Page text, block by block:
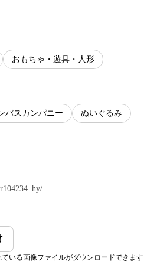
おもちゃ・遊具・人形
バスカンパニー ぬいぐるみ
いる画像ファイルがダウンロードできます